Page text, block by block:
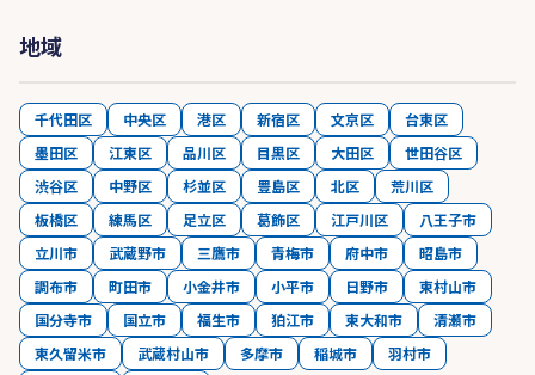
地域
千代田区 中央区 港区 新宿区 文京区
台東区
墨田区
江東区 品川区 目黒区 大田区
世田谷区
渋谷区
中野区 杉並区 豊島区 北区
荒川区
板橋区
練馬区 足立区 葛飾区 江戸川区
八王子市
立川市
武蔵野市 三鷹市 青梅市 府中市
昭島市
調布市
町田市 小金井市 小平市 日野市
東村山市
国分寺市
国立市 福生市 狛江市 東大和市
清瀬市
東久留米市
武蔵村山市 多摩市 稲城市
羽村市